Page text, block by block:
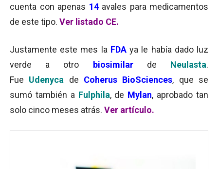
cuenta con apenas 14avales para medicamentos
de este tipo. Ver listado CE.
Justamente este mes la FDA ya le había dado luz
verde a otro
biosimilar de Neulasta.
Fue Udenyca de Coherus BioSciences, que se
sumó también a Fulphila, de Mylan, aprobado tan
solo cinco meses atrás. Ver artículo.